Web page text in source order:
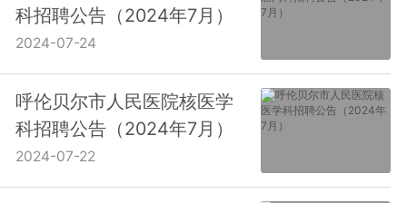
科招聘公告（2024年7月）
2024-07-24
呼伦贝尔市人民医院核医学
科招聘公告（2024年7月）
2024-07-22